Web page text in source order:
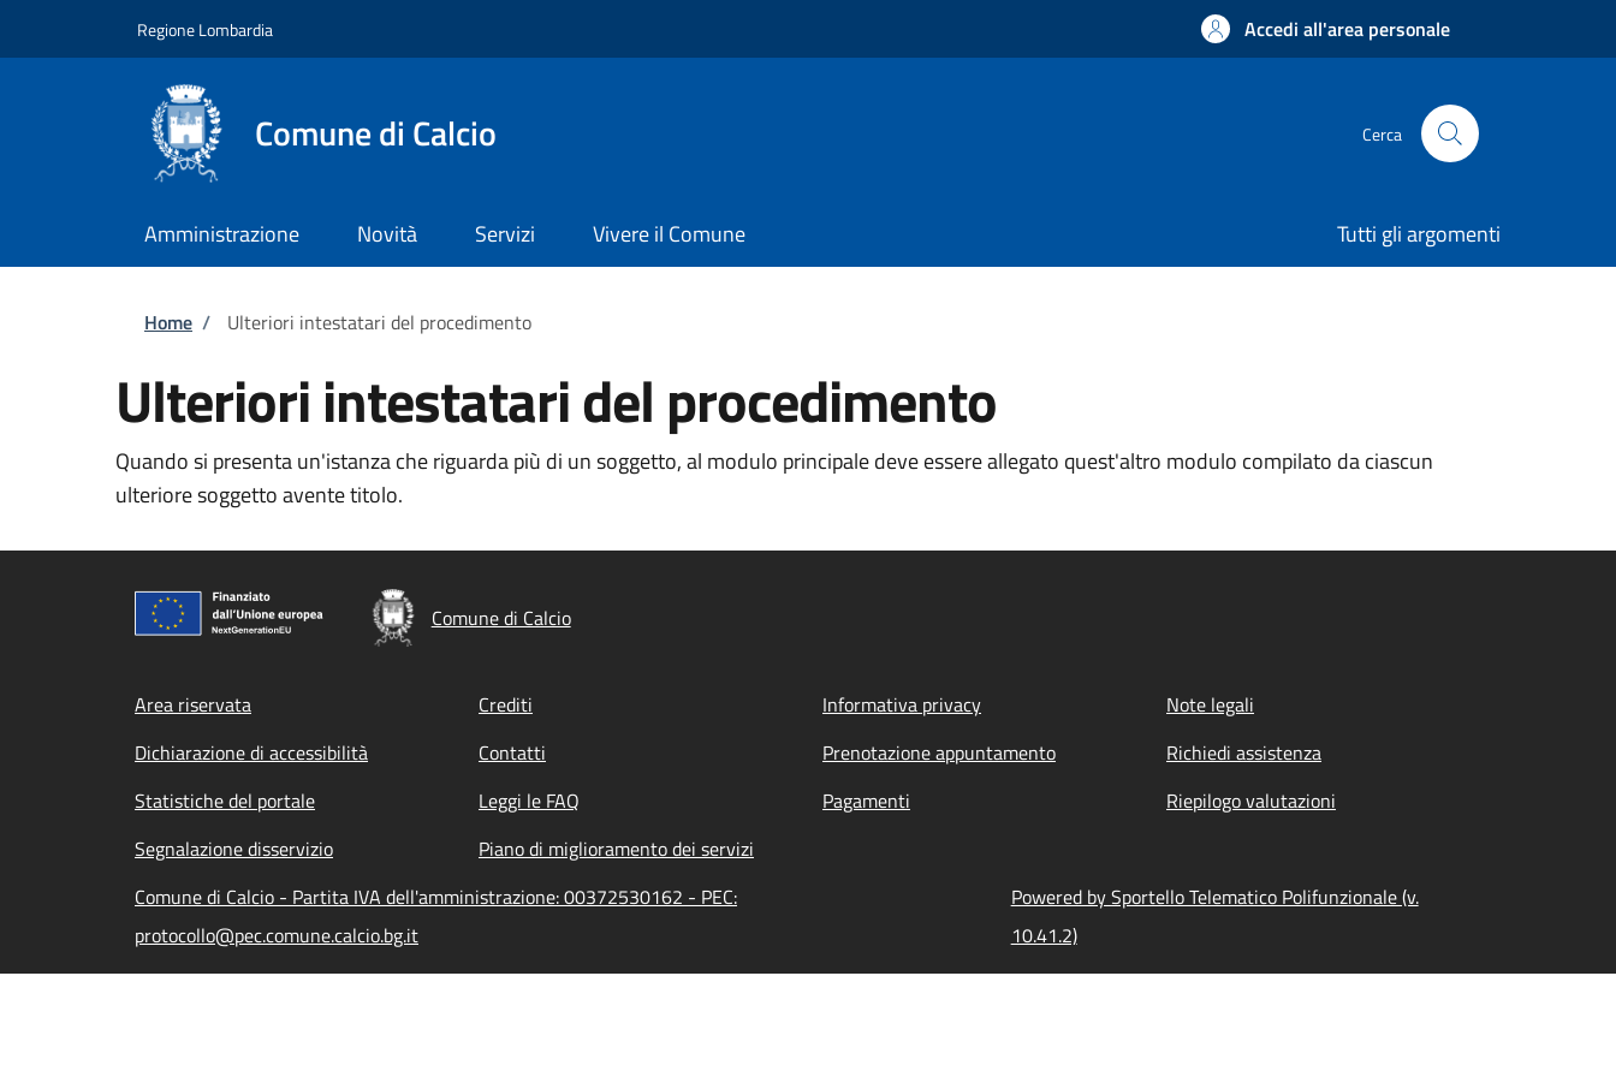
Regione Lombardia Accedi all'area personale
Comune di Calcio Cerca
Amministrazione Novità Servizi Vivere il Comune Tutti gli argomenti
Briciole di pane
Home / Ulteriori intestatari del procedimento
Ulteriori intestatari del procedimento
Quando si presenta un'istanza che riguarda più di un soggetto, al modulo principale deve essere allegato quest'altro modulo compilato da ciascun
ulteriore soggetto avente titolo.
Comune di Calcio
Footer menu
Area riservata Crediti Informativa privacy
Note legali
Dichiarazione di accessibilità
Contatti Prenotazione appuntamento
Richiedi assistenza
Statistiche del portale
Leggi le FAQ Pagamenti
Riepilogo valutazioni
Segnalazione disservizio
Piano di miglioramento dei servizi
Comune di Calcio - Partita IVA dell'amministrazione: 00372530162 - PEC:
protocollo@pec.comune.calcio.bg.it
Powered by Sportello Telematico Polifunzionale (v.
10.41.2)